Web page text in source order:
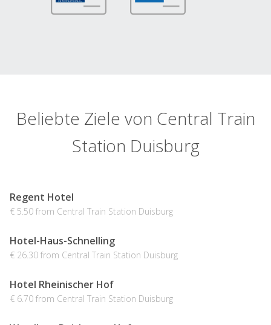
Beliebte Ziele von Central Train
Station Duisburg
Regent Hotel
€ 5.50 from Central Train Station Duisburg
Hotel-Haus-Schnelling
€ 26.30 from Central Train Station Duisburg
Hotel Rheinischer Hof
€ 6.70 from Central Train Station Duisburg